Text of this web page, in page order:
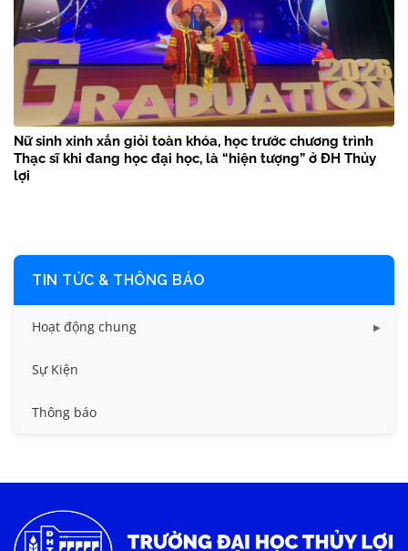
Nữ sinh xinh xắn giỏi toàn khóa, học trước chương trình
Thạc sĩ khi đang học đại học, là “hiện tượng” ở ĐH Thủy
lợi
TIN TỨC & THÔNG BÁO
Hoạt động chung
Tin công tác sinh viên
Tin đào tạo
Tin tức chung
Sự Kiện
Thông báo